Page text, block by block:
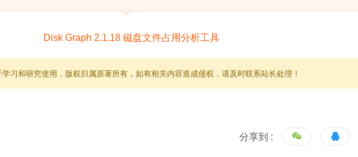
习和研究使用，版权归属原著所有，如有相关内容造成侵权，请及时联系站长处理！
分享到 :